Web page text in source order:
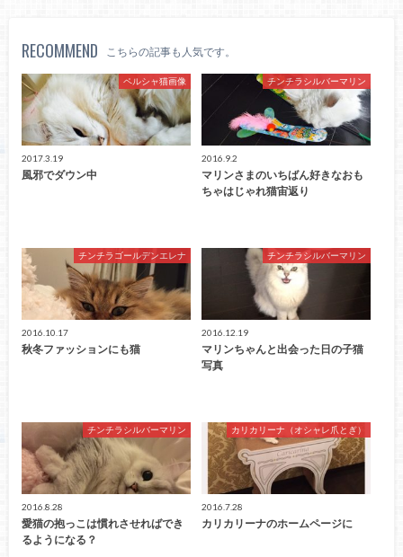
RECOMMEND こちらの記事も人気です。
ペルシャ猫画像
2017.3.19
風邪でダウン中
チンチラシルバーマリン
2016.9.2
マリンさまのいちばん好きなおも
ちゃはじゃれ猫宙返り
チンチラゴールデンエレナ
2016.10.17
秋冬ファッションにも猫
チンチラシルバーマリン
2016.12.19
マリンちゃんと出会った日の子猫
写真
チンチラシルバーマリン
2016.8.28
愛猫の抱っこは慣れさせればでき
るようになる？
カリカリーナ（オシャレ爪とぎ）
2016.7.28
カリカリーナのホームページに